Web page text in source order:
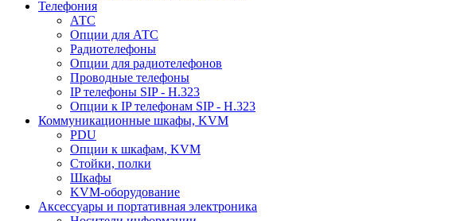
Телефония
АТС
Опции для АТС
Радиотелефоны
Опции для радиотелефонов
Проводные телефоны
IP телефоны SIP - H.323
Опции к IP телефонам SIP - H.323
Коммуникационные шкафы, KVM
PDU
Опции к шкафам, KVM
Стойки, полки
Шкафы
KVM-оборудование
Аксессуары и портативная электроника